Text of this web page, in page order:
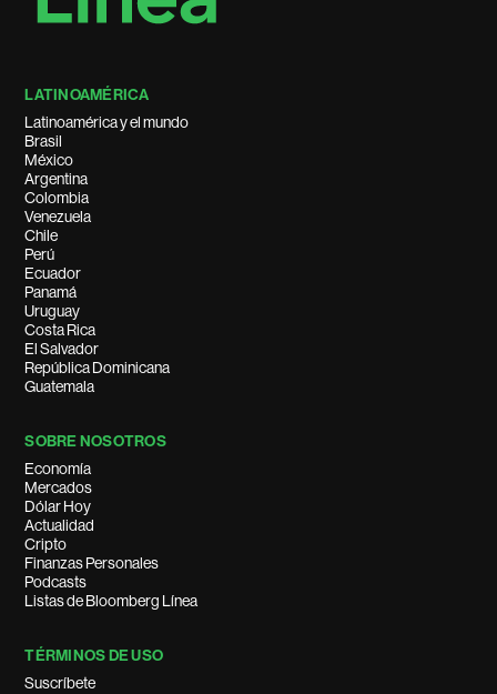
LATINOAMÉRICA
Latinoamérica y el mundo
Brasil
México
Argentina
Colombia
Venezuela
Chile
Perú
Ecuador
Panamá
Uruguay
Costa Rica
El Salvador
República Dominicana
Guatemala
SOBRE NOSOTROS
Economía
Mercados
Dólar Hoy
Actualidad
Cripto
Finanzas Personales
Podcasts
Listas de Bloomberg Línea
TÉRMINOS DE USO
Suscríbete